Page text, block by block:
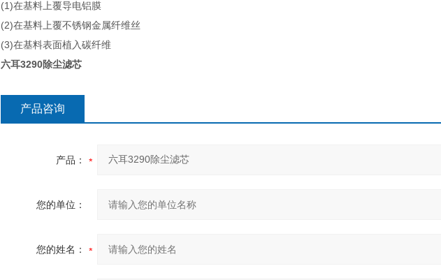
(1)在基料上覆导电铝膜
(2)在基料上覆不锈钢金属纤维丝
(3)在基料表面植入碳纤维
六耳3290除尘滤芯
产品咨询
产品：
您的单位：
您的姓名：